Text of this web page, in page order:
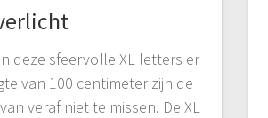
deze sfeervolle XL letters er
van 100 centimeter zijn de
veraf niet te missen. De XL